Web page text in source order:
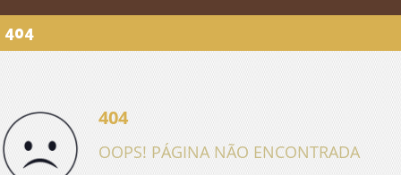
404
404
OOPS! PÁGINA NÃO ENCONTRADA